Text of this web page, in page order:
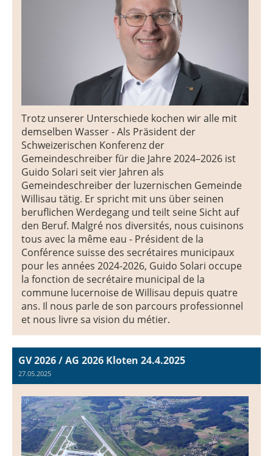
Trotz unserer Unterschiede kochen wir alle mit
demselben Wasser - Als Präsident der
Schweizerischen Konferenz der
Gemeindeschreiber für die Jahre 2024–2026 ist
Guido Solari seit vier Jahren als
Gemeindeschreiber der luzernischen Gemeinde
Willisau tätig. Er spricht mit uns über seinen
beruflichen Werdegang und teilt seine Sicht auf
den Beruf. Malgré nos diversités, nous cuisinons
tous avec la même eau - Président de la
Conférence suisse des secrétaires municipaux
pour les années 2024-2026, Guido Solari occupe
la fonction de secrétaire municipal de la
commune lucernoise de Willisau depuis quatre
ans. Il nous parle de son parcours professionnel
et nous livre sa vision du métier.
GV 2026 / AG 2026 Kloten 24.4.2025
27.05.2025